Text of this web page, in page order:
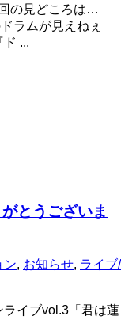
の見どころは…
ラムが見えねぇ
...
とうございま
ン, お知らせ, ライブ/
イブvol.3「君は蓮